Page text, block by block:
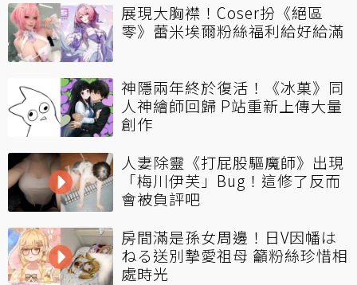
展現大胸襟！Coser扮《絕區
零》蕾米埃爾粉絲福利給好給滿
神隱兩年終於復活！《冰菓》同
人神繪師回歸 P站重新上傳大量
創作
人妻除靈《打屁股驅魔師》出現
「梅川伊芙」Bug！這修了反而
會被負評吧
房間滿是孫女周邊！日V因幡は
ねる送別摯愛祖母 籲粉絲珍惜相
處時光